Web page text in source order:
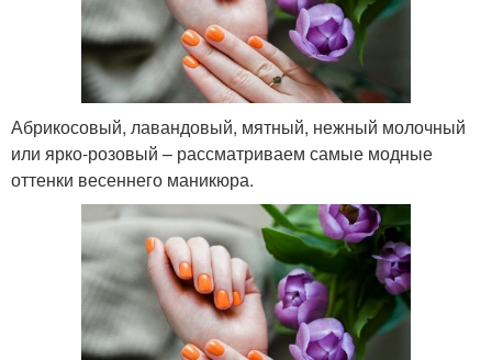
Абрикосовый, лавандовый, мятный, нежный молочный
или ярко-розовый – рассматриваем самые модные
оттенки весеннего маникюра.